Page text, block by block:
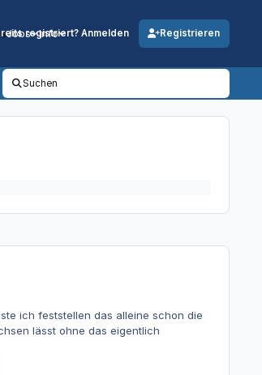
Jobs Info
registriert? Anmelden Registrieren
Suchen
ich feststellen das alleine schon die
lässt ohne das eigentlich